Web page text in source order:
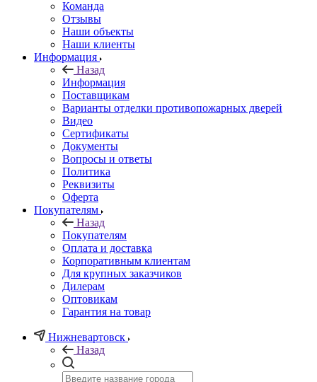
Команда
Отзывы
Наши объекты
Наши клиенты
Информация
Назад
Информация
Поставщикам
Варианты отделки противопожарных дверей
Видео
Сертификаты
Документы
Вопросы и ответы
Политика
Реквизиты
Оферта
Покупателям
Назад
Покупателям
Оплата и доставка
Корпоративным клиентам
Для крупных заказчиков
Дилерам
Оптовикам
Гарантия на товар
Нижневартовск
Назад